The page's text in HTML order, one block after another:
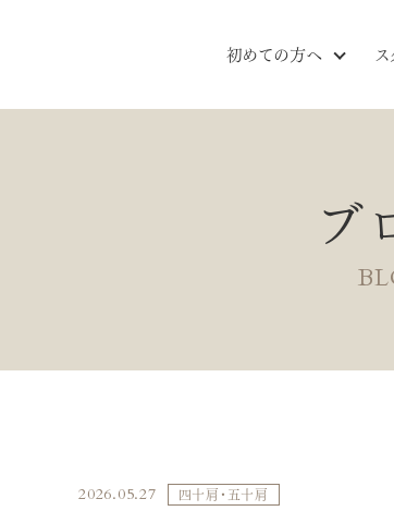
初めての方へ
ブ
2026.05.27 四十肩・五十肩